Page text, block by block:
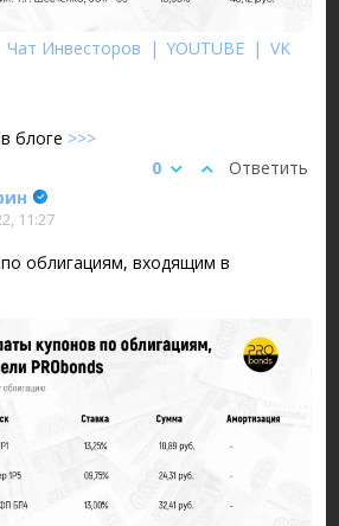
Чат Инвесторов | YOUTUBE | VK
блоге >>>
Ответить
0
11:27
облигациям, входящим в